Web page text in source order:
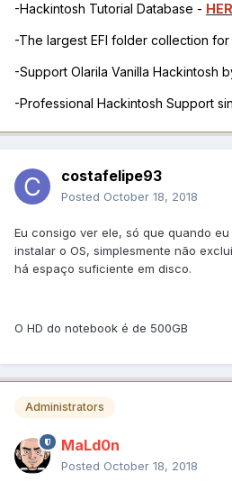
-Hackintosh Tutorial Database -
-The largest EFI folder collection for
-Support Olarila Vanilla Hackintosh
-Professional Hackintosh Support
costafelipe93
Posted October 18, 2018
Eu consigo ver ele, só que quando
instalar o OS, simplesmente não
há espaço suficiente em disco.
O HD do notebook é de 500GB
Administrators
MaLd0n
Posted October 18, 2018